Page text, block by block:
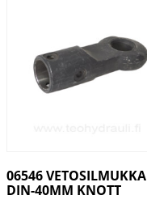
06546 VETOSILMUKKA
DIN-40MM KNOTT